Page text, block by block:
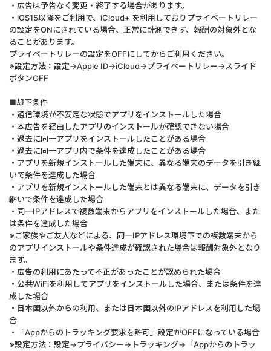
・広告は予告なく変更・終了する場合があります。
・iOS15以降をご利用で、iCloud+ を利用しておりプライベートリレー
の設定をONにされている場合、正常に計測できず、報酬の対象外とな
ることがあります。
プライベートリレーの設定をOFFにしてからご利用ください。
※設定方法：設定→Apple ID→iCloud→プライベートリレー→スライド
ボタンOFF
■却下条件
・通信環境が不安定な状態でアプリをインストールした場合
・本広告を経由したアプリのインストールが確認できない場合
・過去に同一アプリをインストールしたことがある場合
・過去に同一アプリ内で条件を達成したことがある場合
・アプリを新規インストールした端末に、異なる端末のデータを引き継
いで条件を達成した場合
・アプリを新規インストールした端末とは異なる端末に、データを引き
継いで条件を達成した場合
・同一IPアドレスで複数端末からアプリをインストールした場合、また
は条件を達成した場合
※ご家族やご友人などによる、同一IPアドレス環境下での複数端末から
のアプリインストールや条件達成が確認された場合は報酬対象外となり
ます。
・広告の利用にあたって不正があったことが認められた場合
・公共WiFiを利用してアプリをインストールした場合、または条件を達
成した場合
・日本国以外からの利用、または日本国以外のIPアドレスを利用した場
合
・「Appからのトラッキング要求を許可」設定がOFFになっている場合
※設定方法：設定→プライバシー→トラッキング→「Appからのトラッ